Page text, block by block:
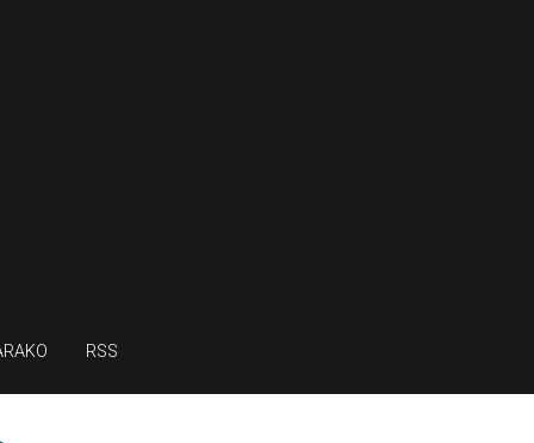
RSS